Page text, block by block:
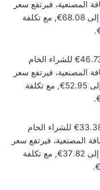
المصنعية، فيرتفع سعر
الشراء إلى 66.10€ وسعر البيع إلى 68.08€, مع تكلفة
سعر الذهب عيار 14 اليوم يبلغ 46.73€ للشراء الخام
المصنعية، فيرتفع سعر
الشراء إلى 51.41€ وسعر البيع إلى 52.95€, مع تكلفة
سعر الذهب عيار 10 اليوم يبلغ 33.38€ للشراء الخام
إضافة المصنعية، فيرتفع سعر
الشراء إلى 36.72€ وسعر البيع إلى 37.82€, مع تكلفة